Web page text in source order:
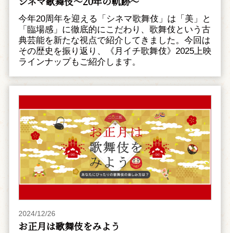
今年20周年を迎える「シネマ歌舞伎」は「美」と
「臨場感」に徹底的にこだわり、歌舞伎という古
典芸能を新たな視点で紹介してきました。今回は
その歴史を振り返り、《月イチ歌舞伎》2025上映
ラインナップもご紹介します。
2024/12/26
お正月は歌舞伎をみよう